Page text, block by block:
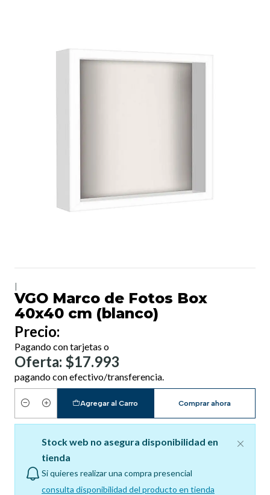
VGO Marco de Fotos Box
40x40 cm (blanco)
Precio:
Pagando con tarjetas o
Oferta: $17.993
pagando con efectivo/transferencia.
Cantidad
Agregar al Carro Comprar ahora
Stock web no asegura disponibilidad en
tienda
Si quieres realizar una compra presencial
consulta disponibilidad del producto en tienda